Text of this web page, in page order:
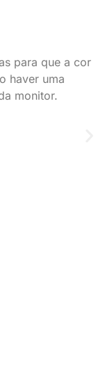
para que a cor
haver uma
monitor.